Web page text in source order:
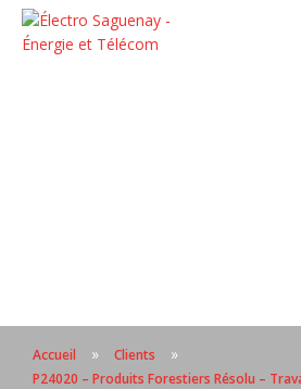
Accueil » Clients »
P24020 – Produits Forestiers Résolu –